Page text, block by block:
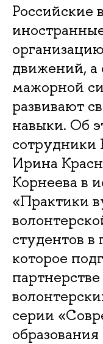
Российские
движений, а
мажорной
развивают
навыки. Об
Ирина
Корнеева в
«Практики
студентов
которое
серии
образования